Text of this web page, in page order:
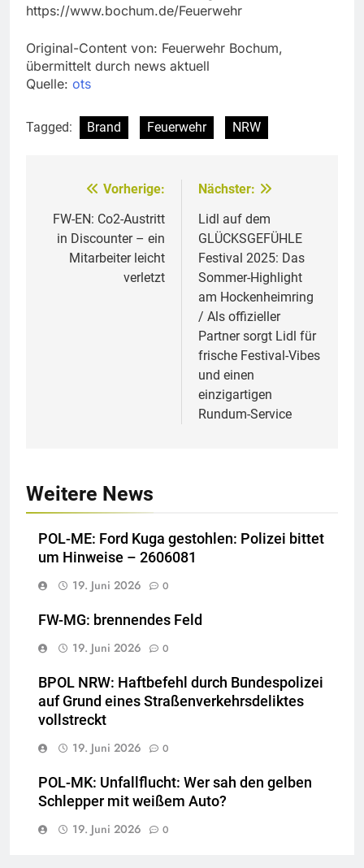
https://www.bochum.de/Feuerwehr
Original-Content von: Feuerwehr Bochum,
übermittelt durch news aktuell
Quelle: ots
Tagged: Brand Feuerwehr NRW
Beitragsnavigation
Vorherige:
FW-EN: Co2-Austritt
in Discounter – ein
Mitarbeiter leicht
verletzt
Nächster:
Lidl auf dem
GLÜCKSGEFÜHLE
Festival 2025: Das
Sommer-Highlight
am Hockenheimring
/ Als offizieller
Partner sorgt Lidl für
frische Festival-Vibes
und einen
einzigartigen
Rundum-Service
Weitere News
POL-ME: Ford Kuga gestohlen: Polizei bittet
um Hinweise – 2606081
19. Juni 2026
0
FW-MG: brennendes Feld
19. Juni 2026
0
BPOL NRW: Haftbefehl durch Bundespolizei
auf Grund eines Straßenverkehrsdeliktes
vollstreckt
19. Juni 2026
0
POL-MK: Unfallflucht: Wer sah den gelben
Schlepper mit weißem Auto?
19. Juni 2026
0